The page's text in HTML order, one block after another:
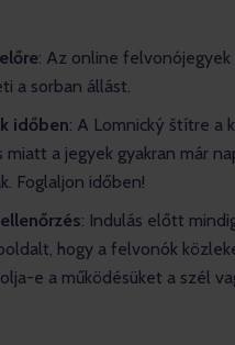
: Az online felvonójegyek
a sorban állást.
időben: A Lomnický štítre a
miatt a jegyek gyakran már
Foglaljon időben!
: Indulás előtt
hogy a felvonók
e a működésüket a szél